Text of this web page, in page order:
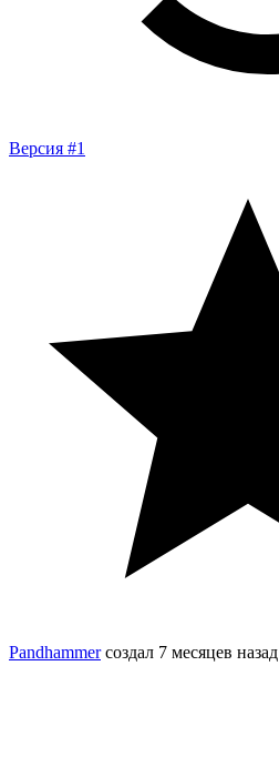
Версия #1
Pandhammerсоздал 7 месяцев назад